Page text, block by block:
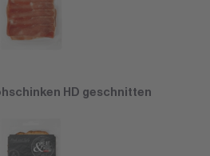
HD geschnitten